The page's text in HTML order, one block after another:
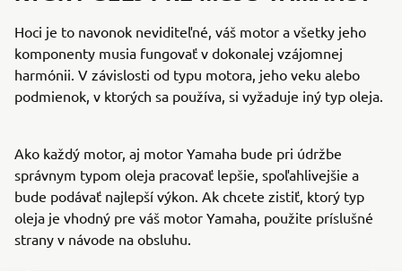
Hoci je to navonok neviditeľné, váš motor a všetky jeho
komponenty musia fungovať v dokonalej vzájomnej
harmónii. V závislosti od typu motora, jeho veku alebo
podmienok, v ktorých sa používa, si vyžaduje iný typ oleja.
Ako každý motor, aj motor Yamaha bude pri údržbe
správnym typom oleja pracovať lepšie, spoľahlivejšie a
bude podávať najlepší výkon. Ak chcete zistiť, ktorý typ
oleja je vhodný pre váš motor Yamaha, použite príslušné
strany v návode na obsluhu.